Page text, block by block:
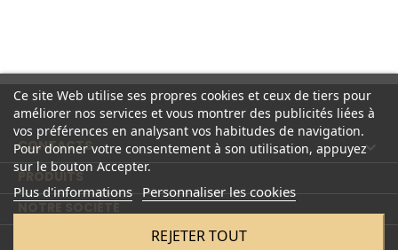
CONTACTS 
PRODUITS

Ce site Web utilise ses propres cookies et ceux de tiers pour
améliorer nos services et vous montrer des publicités liées à
vos préférences en analysant vos habitudes de navigation.
Pour donner votre consentement à son utilisation, appuyez
sur le bouton Accepter.
Plus d'informations Personnaliser les cookies
REJETER TOUT